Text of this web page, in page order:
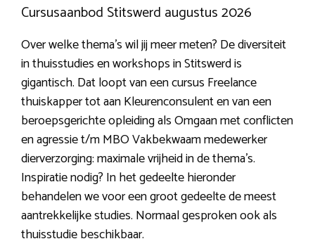
Cursusaanbod Stitswerd augustus 2026
Over welke thema’s wil jij meer meten? De diversiteit
in thuisstudies en workshops in Stitswerd is
gigantisch. Dat loopt van een cursus Freelance
thuiskapper tot aan Kleurenconsulent en van een
beroepsgerichte opleiding als Omgaan met conflicten
en agressie t/m MBO Vakbekwaam medewerker
dierverzorging: maximale vrijheid in de thema’s.
Inspiratie nodig? In het gedeelte hieronder
behandelen we voor een groot gedeelte de meest
aantrekkelijke studies. Normaal gesproken ook als
thuisstudie beschikbaar.